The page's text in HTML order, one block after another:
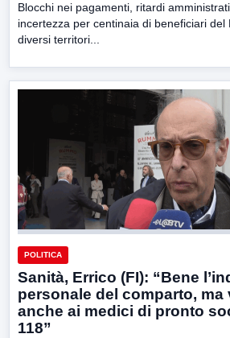
Blocchi nei pagamenti, ritardi
incertezza per centinaia di beneficiari del
diversi territori...
POLITICA
Sanità, Errico (FI): “Bene
personale del comparto, ma
anche ai medici di pronto
118”